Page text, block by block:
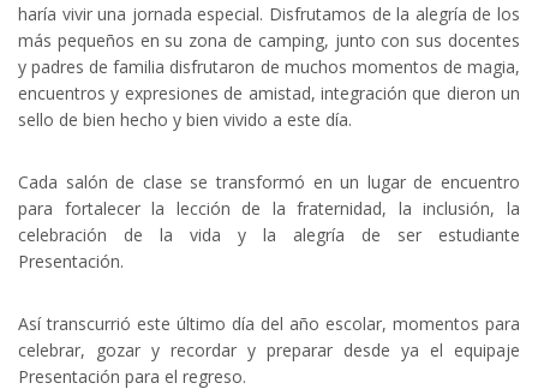
haría vivir una jornada especial. Disfrutamos de la alegría de los
más pequeños en su zona de camping, junto con sus docentes
y padres de familia disfrutaron de muchos momentos de magia,
encuentros y expresiones de amistad, integración que dieron un
sello de bien hecho y bien vivido a este día.
Cada salón de clase se transformó en un lugar de encuentro
para fortalecer la lección de la fraternidad, la inclusión, la
celebración de la vida y la alegría de ser estudiante
Presentación.
Así transcurrió este último día del año escolar, momentos para
celebrar, gozar y recordar y preparar desde ya el equipaje
Presentación para el regreso.